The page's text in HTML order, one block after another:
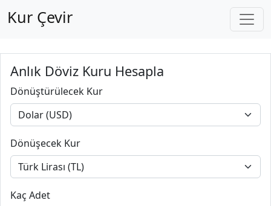
Kur Çevir
Anlık Döviz Kuru Hesapla
Dönüştürülecek Kur
Dönüşecek Kur
Kaç Adet